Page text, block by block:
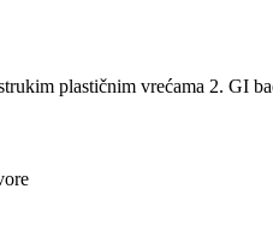
plastičnim vrećama 2. GI